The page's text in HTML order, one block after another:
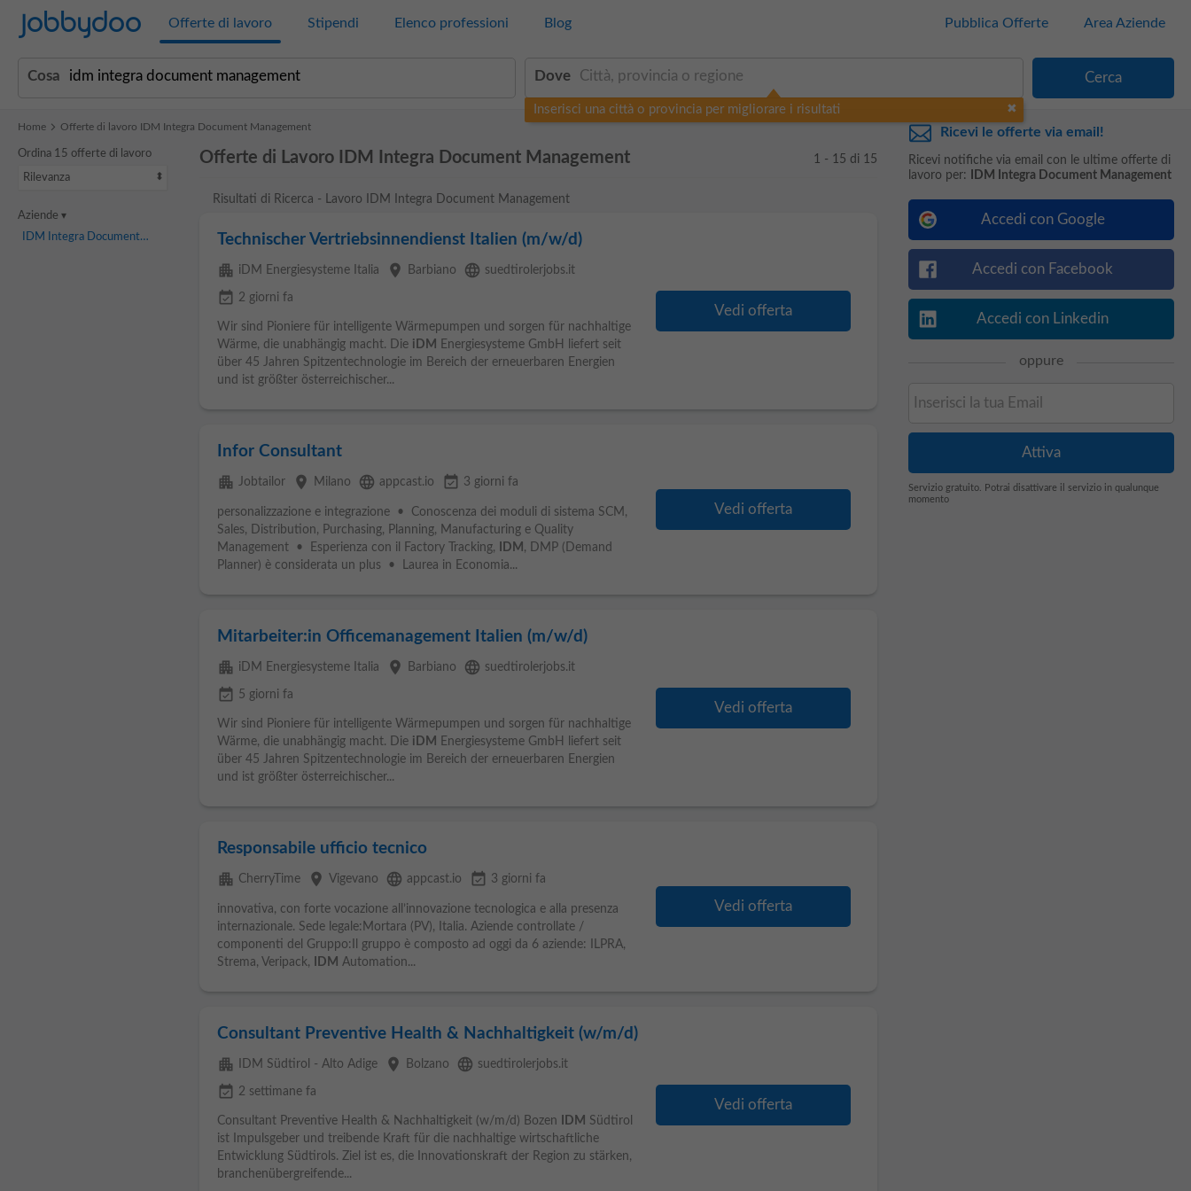
Jobbydoo Offerte di lavoro Stipendi Elenco professioni Blog Pubblica Offerte Area Aziende
Cosa Dove
Inserisci una città o provincia per migliorare i risultati
Home Offerte di lavoro IDM Integra Document Management
Ordina 15 offerte di lavoro
Rilevanza
Aziende
IDM Integra Document Management
(11)
Offerte di Lavoro IDM Integra Document Management 1 - 15 di 15
Risultati di Ricerca - Lavoro IDM Integra Document Management
Technischer Vertriebsinnendienst Italien (m/w/d)
apartment iDM Energiesysteme Italia place Barbiano language suedtirolerjobs.it
event_available 2 giorni fa
Wir sind Pioniere für intelligente Wärmepumpen und sorgen für nachhaltige
Wärme, die unabhängig macht. Die iDM
Energiesysteme GmbH liefert seit
über 45 Jahren Spitzentechnologie im Bereich der erneuerbaren Energien
und ist größter österreichischer...
Vedi offerta
Infor Consultant
apartment Jobtailor place Milano language appcast.io event_available 3 giorni fa
personalizzazione e integrazione • Conoscenza dei moduli di sistema SCM,
Sales, Distribution, Purchasing, Planning, Manufacturing e Quality
Management • Esperienza con il Factory Tracking,
IDM , DMP (Demand
Planner) è considerata un plus • Laurea in Economia...
Vedi offerta
Mitarbeiter:in Officemanagement Italien (m/w/d)
apartment iDM Energiesysteme Italia place Barbiano language suedtirolerjobs.it
event_available 5 giorni fa
Wir sind Pioniere für intelligente Wärmepumpen und sorgen für nachhaltige
Wärme, die unabhängig macht. Die iDM
Energiesysteme GmbH liefert seit
über 45 Jahren Spitzentechnologie im Bereich der erneuerbaren Energien
und ist größter österreichischer...
Vedi offerta
Responsabile ufficio tecnico
apartment CherryTime place Vigevano language appcast.io event_available 3 giorni fa
innovativa, con forte vocazione all’innovazione tecnologica e alla presenza
internazionale. Sede legale:Mortara (PV), Italia. Aziende controllate /
componenti del Gruppo:Il gruppo è composto ad oggi da 6 aziende: ILPRA,
Strema, Veripack,
IDM Automation...
Vedi offerta
Consultant Preventive Health & Nachhaltigkeit (w/m/d)
apartment IDM Südtirol - Alto Adige place Bolzano language suedtirolerjobs.it
event_available 2 settimane fa
Consultant Preventive Health & Nachhaltigkeit (w/m/d) Bozen IDM Südtirol
ist Impulsgeber und treibende Kraft für die nachhaltige wirtschaftliche
Entwicklung Südtirols. Ziel ist es, die Innovationskraft der Region zu stärken,
branchenübergreifende...
Vedi offerta
Ricevi le offerte via email!
Ricevi notifiche via email con le ultime offerte di
lavoro per:
IDM Integra Document Management
Accedi con Google
Accedi con Facebook
Accedi con Linkedin
oppure
Servizio gratuito. Potrai disattivare il servizio in qualunque
momento